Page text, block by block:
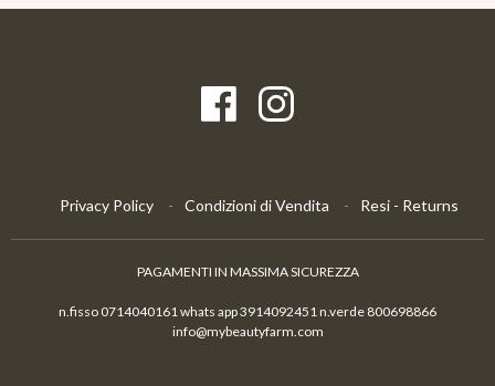
Privacy Policy Condizioni di Vendita Resi - Returns
PAGAMENTI IN MASSIMA SICUREZZA
n.fisso 0714040161 whats app 3914092451 n.verde 800698866
info@mybeautyfarm.com